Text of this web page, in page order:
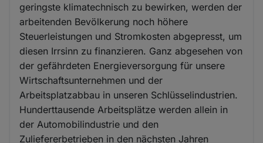
geringste klimatechnisch zu bewirken, werden der
arbeitenden Bevölkerung noch höhere
Steuerleistungen und Stromkosten abgepresst, um
diesen Irrsinn zu finanzieren. Ganz abgesehen von
der gefährdeten Energieversorgung für unsere
Wirtschaftsunternehmen und der
Arbeitsplatzabbau in unseren Schlüsselindustrien.
Hunderttausende Arbeitsplätze werden allein in
der Automobilindustrie und den
Zuliefererbetrieben in den nächsten Jahren